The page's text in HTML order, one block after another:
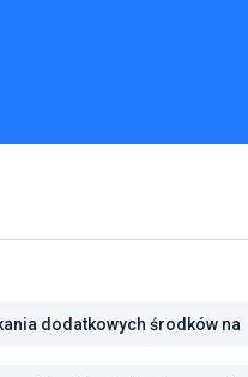
dodatkowych środków na